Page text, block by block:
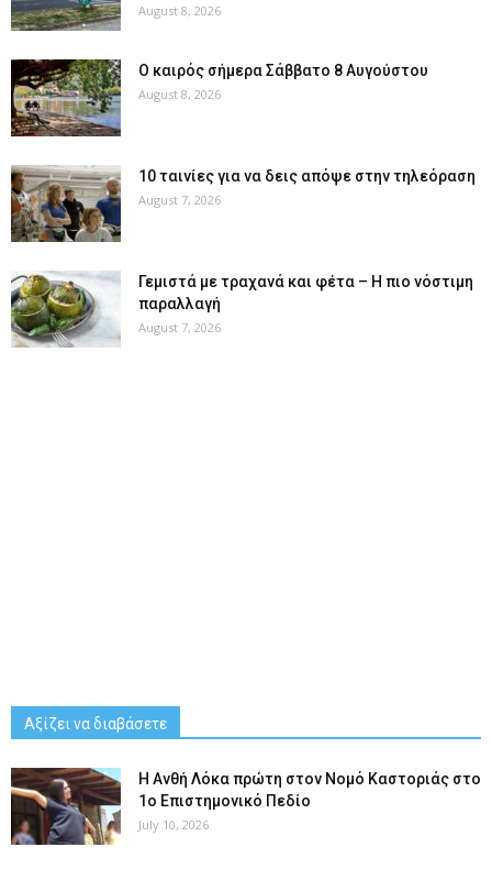
August 8, 2026
Ο καιρός σήμερα Σάββατο 8 Αυγούστου
August 8, 2026
10 ταινίες για να δεις απόψε στην τηλεόραση
August 7, 2026
Γεμιστά με τραχανά και φέτα – Η πιο νόστιμη
παραλλαγή
August 7, 2026
Αξίζει να διαβάσετε
Η Ανθή Λόκα πρώτη στον Νομό Καστοριάς στο
1ο Επιστημονικό Πεδίο
July 10, 2026